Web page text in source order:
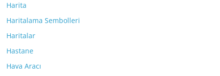
Harita
Haritalama Sembolleri
Haritalar
Hastane
Hava Aracı